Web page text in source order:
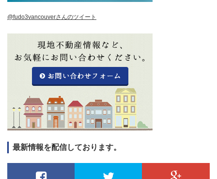
@fudo3vancouverさんのツイート
最新情報を配信しております。